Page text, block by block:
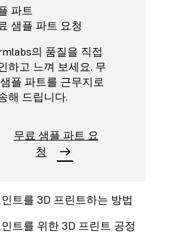
파트
샘플 파트 요청
의 품질을 직접
하고 느껴 보세요. 무
플 파트를 근무지로
해 드립니다.
무료 샘플 파트 요
청
트를 3D 프린트하는 방법
트를 위한 3D 프린트 공정